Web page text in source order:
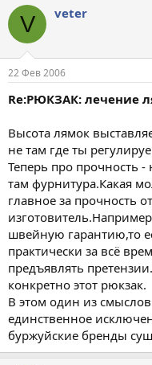
V veter
22 Фев 2006
Re:РЮКЗАК: лечение
Высота лямок
не там где ты
Теперь про прочность -
там фурнитура.Какая
главное за прочность
швейную гарантию,то
практически за всё
предъявлять
конкретно этот рюкзак.
В этом один из
единственное
буржуйские бренды